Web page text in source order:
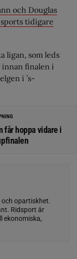
och Douglas
tidigare
ligan, som leds
innan finalen i
i ’s-
får hoppa vidare i
opartiskhet.
Ridsport är
ekonomiska,